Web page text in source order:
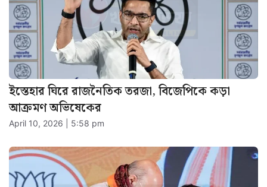
ইস্তেহার ঘিরে রাজনৈতিক তরজা, বিজেপিকে কড়া
আক্রমণ অভিষেকের
April 10, 2026 | 5:58 pm